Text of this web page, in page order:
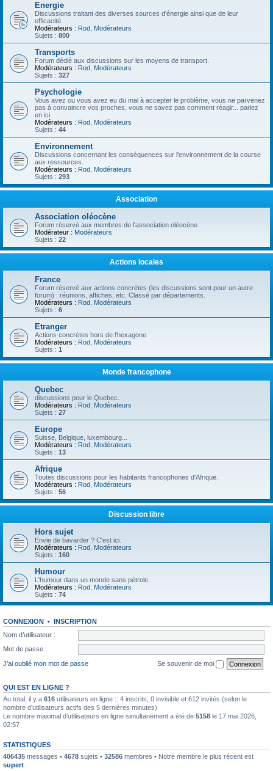
Energie
Discussions traitant des diverses sources d'énergie ainsi que de leur
efficacité.
Modérateurs : Rod Modérateurs
Sujets : 800
Transports
Forum dédié aux discussions sur les moyens de transport.
Modérateurs : Rod Modérateurs
Sujets : 327
Psychologie
Vous avez ou vous avez eu du mal à accepter le problème, vous ne parvenez
pas à convaincre vos proches, vous ne savez pas comment réagir... parlez
en ici.
Modérateurs : Rod Modérateurs
Sujets : 44
Environnement
Discussions concernant les conséquences sur l'environnement de la course
aux ressources.
Modérateurs : Rod Modérateurs
Sujets : 293
Association
Association oléocène
Forum réservé aux membres de l'association oléocène
Modérateur : Modérateurs
Sujets : 22
Actions locales
France
Forum réservé aux actions concrètes (les discussions sont pour un autre
forum) : réunions, affiches, etc. Classé par départements.
Modérateurs : Rod Modérateurs
Sujets : 6
Etranger
Actions concrètes hors de l'hexagone
Modérateurs : Rod Modérateurs
Sujets : 1
Monde francophone
Quebec
discussions pour le Quebec.
Modérateurs : Rod Modérateurs
Sujets : 27
Europe
Suisse, Belgique, luxembourg...
Modérateurs : Rod Modérateurs
Sujets : 13
Afrique
Toutes discussions pour les habitants francophones d'Afrique.
Modérateurs : Rod Modérateurs
Sujets : 56
Discussion libre
Hors sujet
Envie de bavarder ? C'est ici.
Modérateurs : Rod Modérateurs
Sujets : 160
Humour
L'humour dans un monde sans pétrole.
Modérateurs : Rod Modérateurs
Sujets : 74
CONNEXION • INSCRIPTION
Nom d’utilisateur :
Mot de passe :
J’ai oublié mon mot de passe
Se souvenir de moi
QUI EST EN LIGNE ?
Au total, il y a 616 utilisateurs en ligne :: 4 inscrits, 0 invisible et 612 invités (selon le
nombre d’utilisateurs actifs des 5 dernières minutes)
Le nombre maximal d’utilisateurs en ligne simultanément a été de 5158 le 17 mai 2026,
02:57
STATISTIQUES
406435 messages • 4678 sujets • 32586 membres • Notre membre le plus récent est
supert